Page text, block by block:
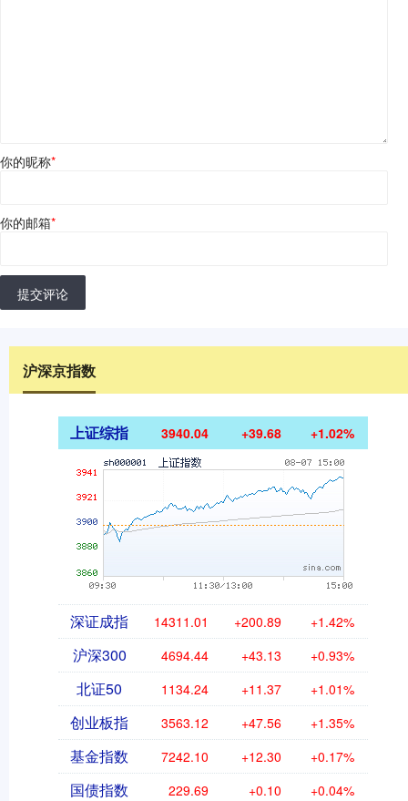
你的昵称*
你的邮箱*
提交评论
沪深京指数
上证综指 3940.04 +39.68 +1.02%
深证成指 14311.01 +200.89 +1.42%
沪深300 4694.44 +43.13 +0.93%
北证50 1134.24 +11.37 +1.01%
创业板指 3563.12 +47.56 +1.35%
基金指数 7242.10 +12.30 +0.17%
国债指数 229.69 +0.10 +0.04%